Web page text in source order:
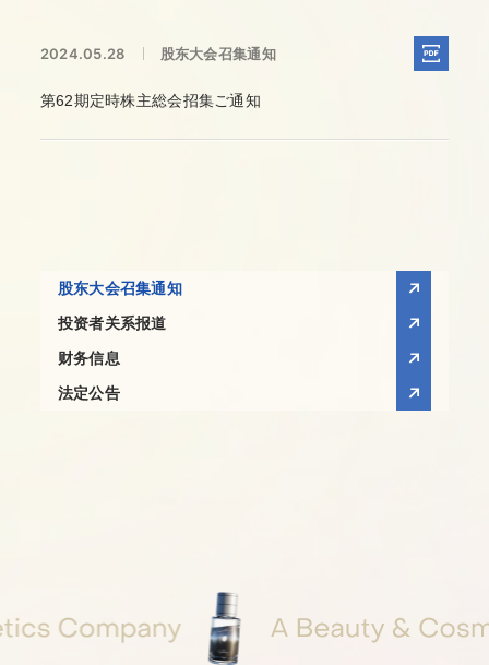
2024.05.28 股东大会召集通知
第62期定時株主総会招集ご通知
股东大会召集通知
投资者关系报道
财务信息
法定公告